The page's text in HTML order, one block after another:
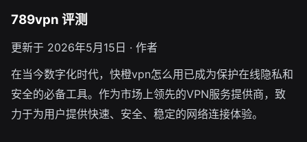
789vpn 评测
更新于 2026年5月15日 · 作者
在当今数字化时代，快橙vpn怎么用已成为保护在线隐私和
安全的必备工具。作为市场上领先的VPN服务提供商，致
力于为用户提供快速、安全、稳定的网络连接体验。